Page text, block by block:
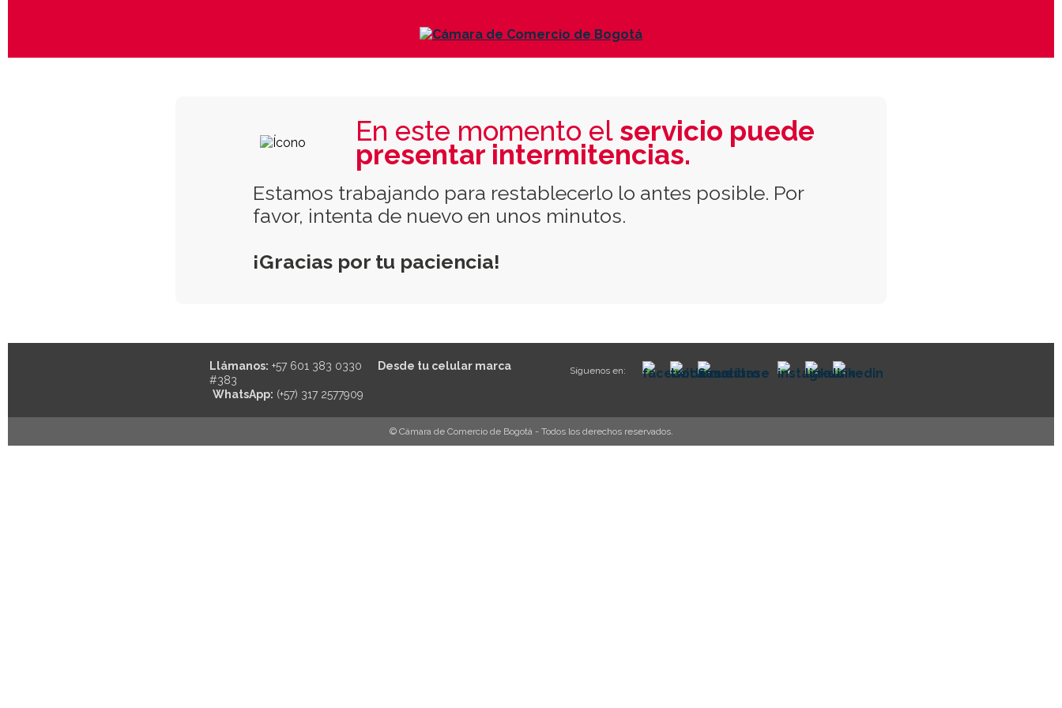
En este momento el servicio puede
presentar intermitencias.
Estamos trabajando para restablecerlo lo antes posible. Por
favor, intenta de nuevo en unos minutos.
¡Gracias por tu paciencia!
Llámanos: +57 601 383 0330
Desde tu celular marca
#383
WhatsApp: (+57) 317 2577909
Síguenos en:
© Cámara de Comercio de Bogotá - Todos los derechos reservados.